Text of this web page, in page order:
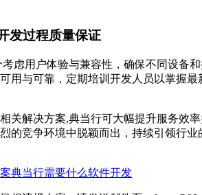
发过程质量保证
虑用户体验与兼容性，确保不同设备
用与可靠，定期培训开发人员以掌握
关解决方案,典当行可大幅提升服务效
的竞争环境中脱颖而出，持续引领行业
典当行需要什么软件开发